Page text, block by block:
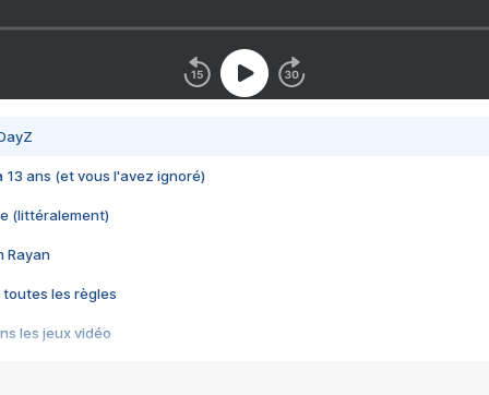
13 ans (et vous l'avez ignoré)
(littéralement)
Rayan
toutes les règles
les jeux vidéo